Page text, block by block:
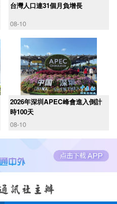
台灣人口連31個月負增長
08-10
2026年深圳APEC峰會進入倒計
時100天
08-10